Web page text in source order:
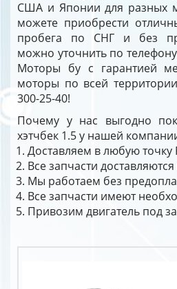
США и Японии для разных
можете приобрести
пробега по СНГ и без
можно уточнить по телефону
Моторы бу с гарантией
моторы по всей
300-25-40!
Почему у нас выгодно
хэтчбек 1.5 у нашей
Доставляем в любую
Все запчасти
Мы работаем без
Все запчасти имеют
Привозим двигатель под